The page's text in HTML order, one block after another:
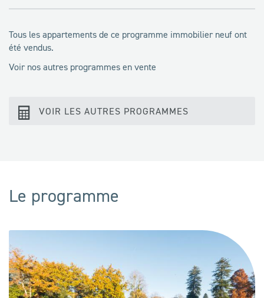
Tous les appartements de ce programme immobilier neuf ont
été vendus.
Voir nos autres programmes en vente
VOIR LES AUTRES PROGRAMMES
Le programme